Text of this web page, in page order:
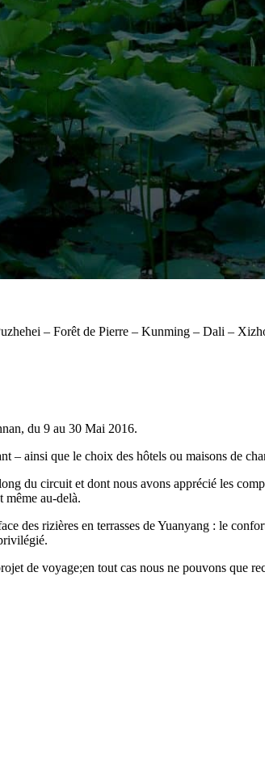
– Forêt de Pierre – Kunming – Dali –
du 9 au 30 Mai 2016.
ainsi que le choix des hôtels ou maisons de
du circuit et dont nous avons apprécié les
même au-delà.
des rizières en terrasses de Yuanyang : le
de voyage;en tout cas nous ne pouvons que